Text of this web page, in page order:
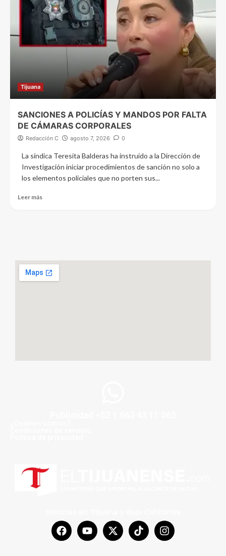
Tijuana
SANCIONES A POLICÍAS Y MANDOS POR FALTA
DE CÁMARAS CORPORALES
Redacción C agosto 7, 2026 0
La síndica Teresita Balderas ha instruido a la Dirección de
Investigación iniciar procedimientos de sanción no solo a
los elementos policiales que no porten sus...
Leer más